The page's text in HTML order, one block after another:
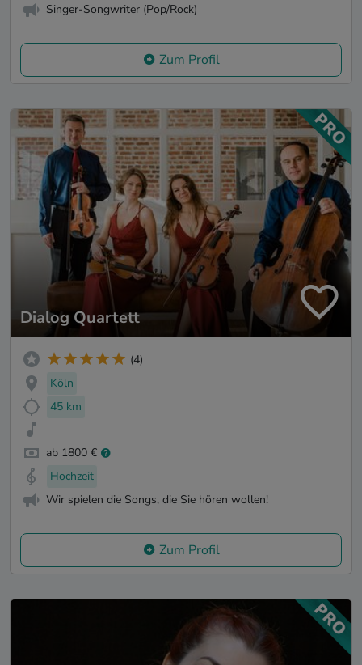
Singer-Songwriter (Pop/Rock)
Zum Profil
Dialog Quartett
(4)
Köln
45 km
ab 1800 €
Hochzeit
Wir spielen die Songs, die Sie hören wollen!
Zum Profil